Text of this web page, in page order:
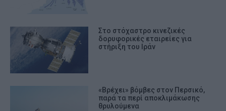
Στο στόχαστρο κινεζικές
δορυφορικές εταιρείες για
στήριξη του Ιράν
«Βρέχει» βόμβες στον Περσικό,
παρά τα περί αποκλιμάκωσης
θρυλούμενα